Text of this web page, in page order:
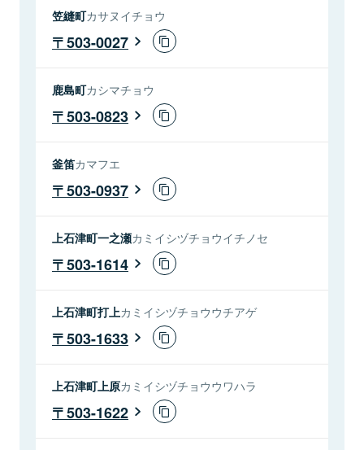
笠縫町カサヌイチョウ
503-0027
鹿島町カシマチョウ
503-0823
釜笛カマフエ
503-0937
上石津町一之瀬カミイシヅチョウイチノセ
503-1614
上石津町打上カミイシヅチョウウチアゲ
503-1633
上石津町上原カミイシヅチョウウワハラ
503-1622